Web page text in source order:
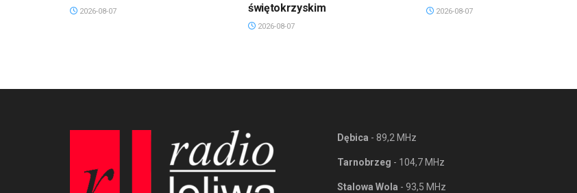
2026-08-07
świętokrzyskim
2026-08-07
2026-08-07
Dębica - 89,2 MHz
Tarnobrzeg - 104,7 MHz
Stalowa Wola - 93,5 MHz